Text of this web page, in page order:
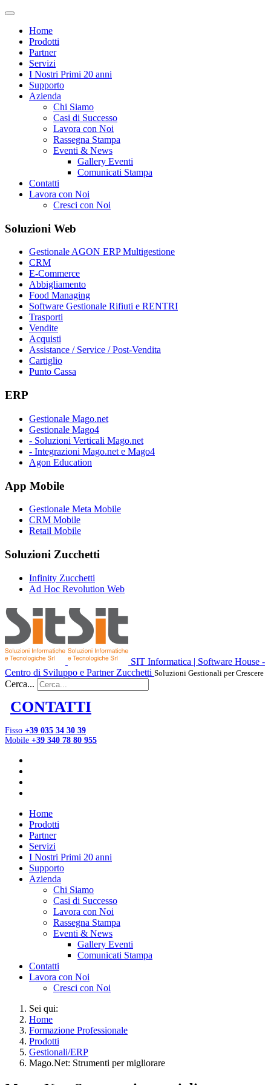
Home
Prodotti
Partner
Servizi
I Nostri Primi 20 anni
Supporto
Azienda
Chi Siamo
Casi di Successo
Lavora con Noi
Rassegna Stampa
Eventi & News
Gallery Eventi
Comunicati Stampa
Contatti
Lavora con Noi
Cresci con Noi
Soluzioni Web
Gestionale AGON ERP Multigestione
CRM
E-Commerce
Abbigliamento
Food Managing
Software Gestionale Rifiuti e RENTRI
Trasporti
Vendite
Acquisti
Assistance / Service / Post-Vendita
Cartiglio
Punto Cassa
ERP
Gestionale Mago.net
Gestionale Mago4
- Soluzioni Verticali Mago.net
- Integrazioni Mago.net e Mago4
Agon Education
App Mobile
Gestionale Meta Mobile
CRM Mobile
Retail Mobile
Soluzioni Zucchetti
Infinity Zucchetti
Ad Hoc Revolution Web
SIT Informatica | Software House -
Centro di Sviluppo e Partner Zucchetti Soluzioni Gestionali per Crescere
Cerca...
CONTATTI
Fisso +39 035 34 30 39
Mobile +39 340 78 80 955
Home
Prodotti
Partner
Servizi
I Nostri Primi 20 anni
Supporto
Azienda
Chi Siamo
Casi di Successo
Lavora con Noi
Rassegna Stampa
Eventi & News
Gallery Eventi
Comunicati Stampa
Contatti
Lavora con Noi
Cresci con Noi
Sei qui:
Home
Formazione Professionale
Prodotti
Gestionali/ERP
Mago.Net: Strumenti per migliorare